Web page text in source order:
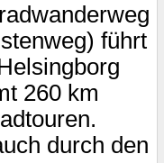
führt
260 km
durch den